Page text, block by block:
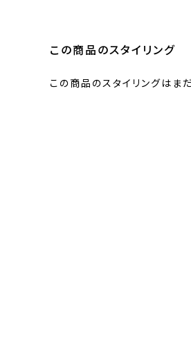
この商品のスタイリング
この商品のスタイリングはま